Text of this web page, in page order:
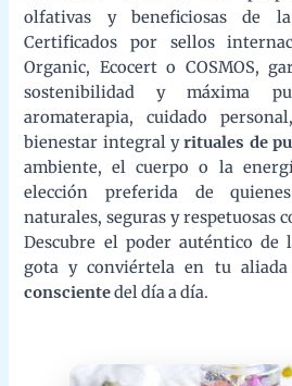
Organic, Ecocert o COSMOS,
sostenibilidad y máxima pureza.
cuidado personal, limpieza
rituales de purificación—ya sea
energía personal—, son la elección
soluciones naturales, seguras y
ambiente. Descubre el poder
gota y conviértela en tu
conscientedel día a día.